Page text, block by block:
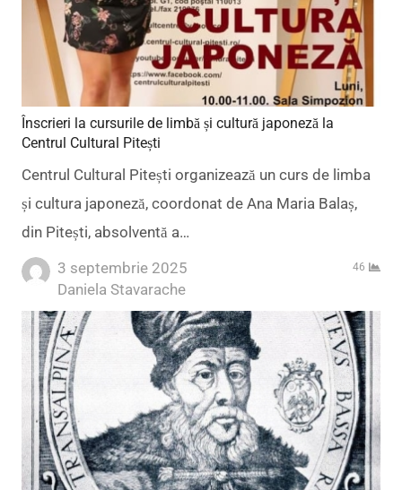
Înscrieri la cursurile de limbă și cultură japoneză la
Centrul Cultural Pitești
Centrul Cultural Pitești organizează un curs de limba
și cultura japoneză, coordonat de Ana Maria Balaș,
din Pitești, absolventă a…
3 septembrie 2025
Author
Daniela Stavarache
46